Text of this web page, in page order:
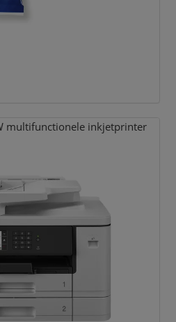
multifunctionele inkjetprinter